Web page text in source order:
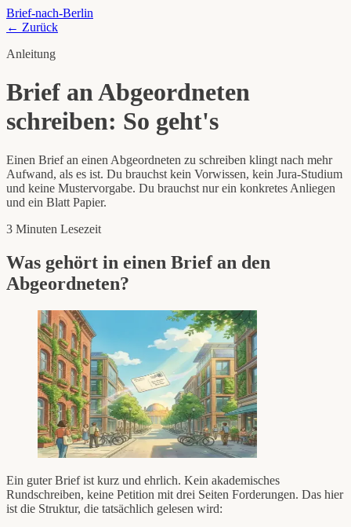
Brief-nach-Berlin
← Zurück
Anleitung
Brief an Abgeordneten
schreiben: So geht's
Einen Brief an einen Abgeordneten zu schreiben klingt nach mehr
Aufwand, als es ist. Du brauchst kein Vorwissen, kein Jura-Studium
und keine Mustervorgabe. Du brauchst nur ein konkretes Anliegen
und ein Blatt Papier.
3 Minuten Lesezeit
Was gehört in einen Brief an den
Abgeordneten?
Ein guter Brief ist kurz und ehrlich. Kein akademisches
Rundschreiben, keine Petition mit drei Seiten Forderungen. Das hier
ist die Struktur, die tatsächlich gelesen wird: